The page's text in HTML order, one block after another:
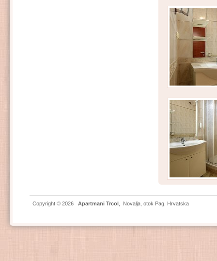
Copyright © 2026 Apartmani Trcol Novalja otok Pag , Hrvatska